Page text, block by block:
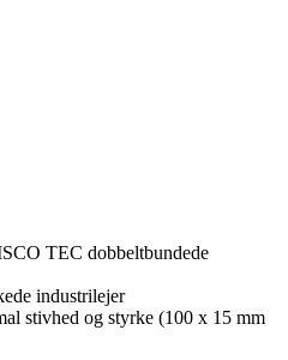
TEC dobbeltbundede
industrilejer
stivhed og styrke (100 x 15 mm